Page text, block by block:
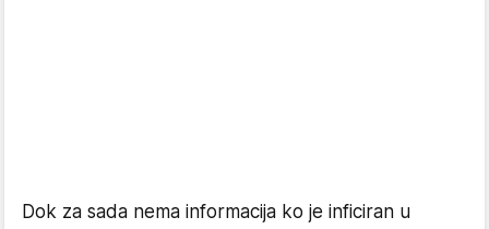
Dok za sada nema informacija ko je inficiran u